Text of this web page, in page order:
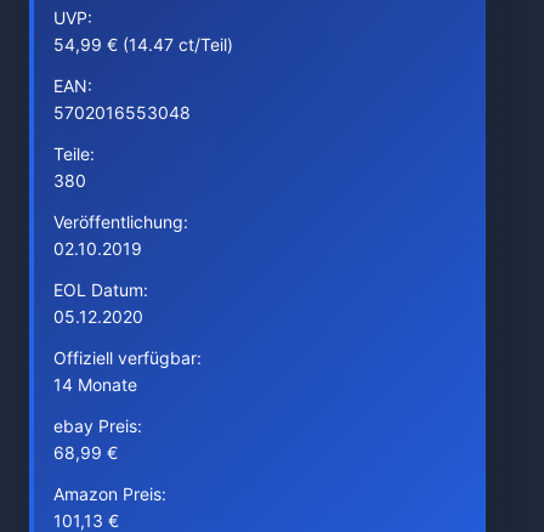
UVP:
54,99 € (14.47 ct/Teil)
EAN:
5702016553048
Teile:
380
Veröffentlichung:
02.10.2019
EOL Datum:
05.12.2020
Offiziell verfügbar:
14 Monate
ebay Preis:
68,99 €
Amazon Preis:
101,13 €